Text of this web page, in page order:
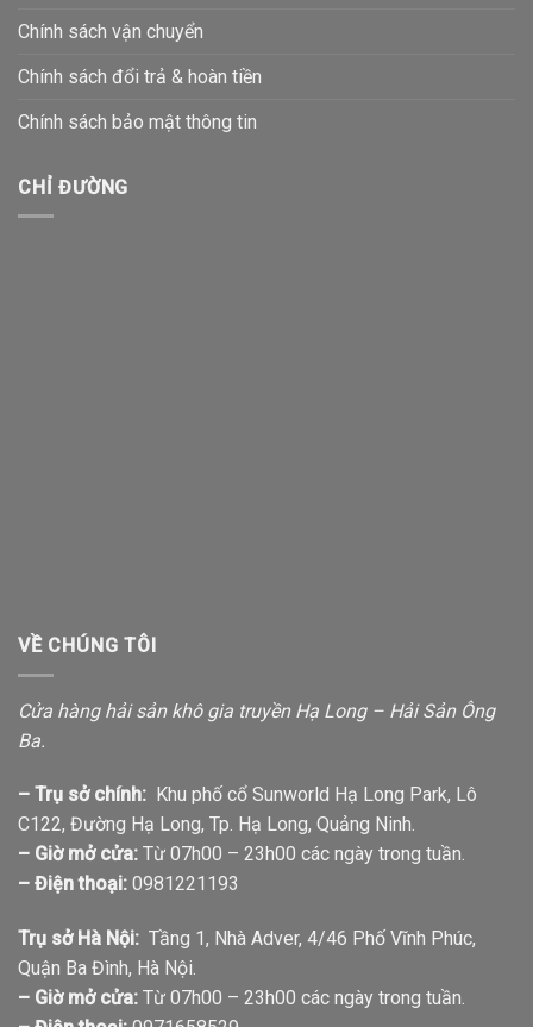
Chính sách vận chuyển
Chính sách đổi trả & hoàn tiền
Chính sách bảo mật thông tin
CHỈ ĐƯỜNG
VỀ CHÚNG TÔI
Cửa hàng hải sản khô gia truyền Hạ Long – Hải Sản Ông
Ba.
– Trụ sở chính: Khu phố cổ Sunworld Hạ Long Park, Lô
C122, Đường Hạ Long, Tp. Hạ Long, Quảng Ninh.
– Giờ mở cửa: Từ 07h00 – 23h00 các ngày trong tuần.
– Điện thoại: 0981221193
Trụ sở Hà Nội: Tầng 1, Nhà Adver, 4/46 Phố Vĩnh Phúc,
Quận Ba Đình, Hà Nội.
– Giờ mở cửa: Từ 07h00 – 23h00 các ngày trong tuần.